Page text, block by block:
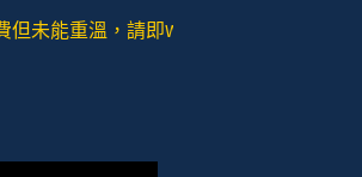
溫，請即WHATSAPP或者SIGNAL去：